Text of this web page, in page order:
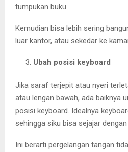
tumpukan buku.
Kemudian bisa lebih sering
luar kantor, atau sekedar ke
Ubah posisi keyboard
Jika saraf terjepit atau nyeri
atau lengan bawah, ada baiknya
posisi keyboard. Idealnya
sehingga siku bisa sejajar
Ini berarti pergelangan tangan